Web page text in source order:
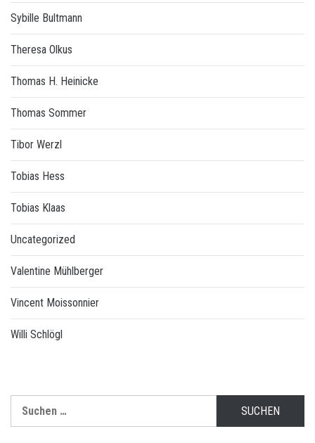
Sybille Bultmann
Theresa Olkus
Thomas H. Heinicke
Thomas Sommer
Tibor Werzl
Tobias Hess
Tobias Klaas
Uncategorized
Valentine Mühlberger
Vincent Moissonnier
Willi Schlögl
nach: